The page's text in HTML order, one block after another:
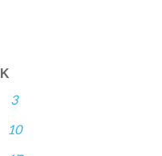
Κ
3
10